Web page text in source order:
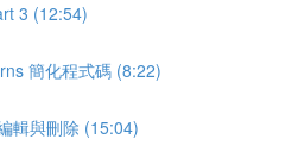
3 (12:54)
簡化程式碼 (8:22)
輯與刪除 (15:04)